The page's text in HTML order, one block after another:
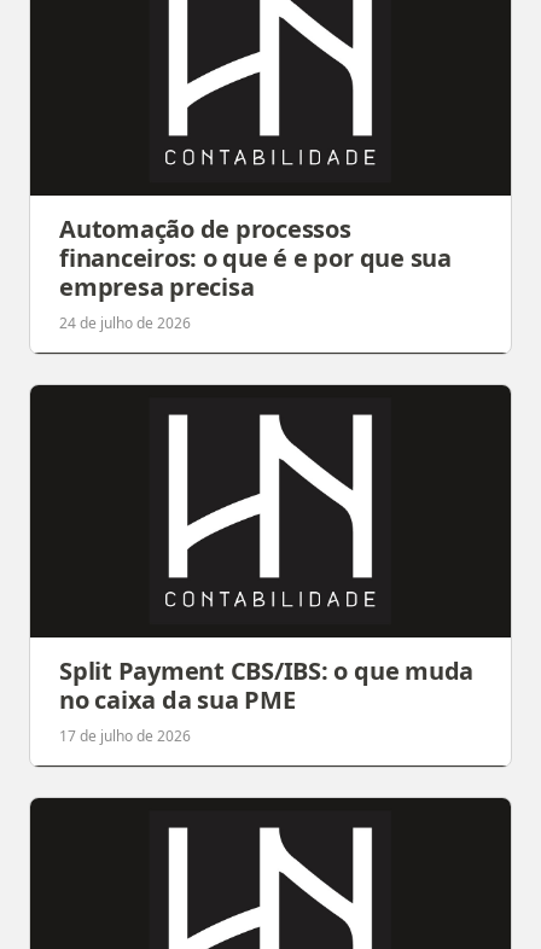
Automação de processos
financeiros: o que é e por que sua
empresa precisa
24 de julho de 2026
Split Payment CBS/IBS: o que muda
no caixa da sua PME
17 de julho de 2026